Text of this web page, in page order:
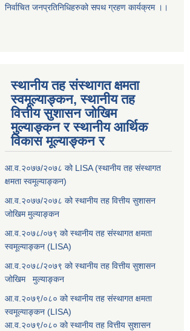
निर्वाचित जनप्रतिनिधिहरुको सपथ ग्रहण कार्यक्रम ।।
स्थानीय तह संस्थागत क्षमता
स्वमूल्याङ्कन, स्थानीय तह
वित्तीय सुशासन जोखिम
मुल्याङ्कन र स्थानीय आर्थिक
विकास मूल्याङ्कन र
आ.व.२०७७/२०७८ को LISA (स्थानीय तह संस्थागत
क्षमता स्वमूल्याङ्कन)
आ.व.२०७७/२०७८ को स्थानीय तह वित्तीय सुशासन
जोखिम मुल्याङ्कन
आ.व.२०७८/०७९ को स्थानीय तह संस्थागत क्षमता
स्वमूल्याङ्कन (LISA)
आ.व.२०७८/२०७९ को स्थानीय तह वित्तीय सुशासन
जोखिम मुल्याङ्कन
आ.व.२०७९/०८० को स्थानीय तह संस्थागत क्षमता
स्वमूल्याङ्कन (LISA)
आ.व.२०७९/०८० को स्थानीय तह वित्तीय सुशासन